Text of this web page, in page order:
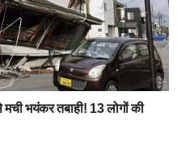
भयंकर तबाही! 13 लोगों की